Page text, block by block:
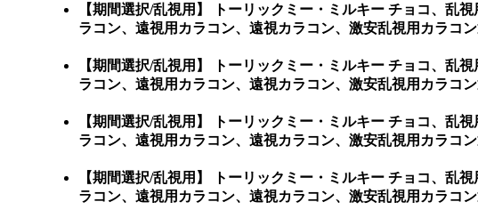
【期間選択/乱視用】 トーリックミー・ミルキー チョコ、乱
ラコン、遠視用カラコン、遠視カラコン、激安乱視用カラコ
【期間選択/乱視用】 トーリックミー・ミルキー チョコ、乱
ラコン、遠視用カラコン、遠視カラコン、激安乱視用カラコ
【期間選択/乱視用】 トーリックミー・ミルキー チョコ、乱
ラコン、遠視用カラコン、遠視カラコン、激安乱視用カラコ
【期間選択/乱視用】 トーリックミー・ミルキー チョコ、乱
ラコン、遠視用カラコン、遠視カラコン、激安乱視用カラコ